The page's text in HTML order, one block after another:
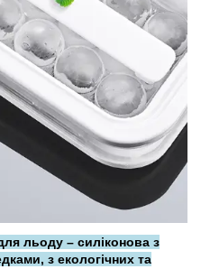
льоду – силіконова з
з екологічних та